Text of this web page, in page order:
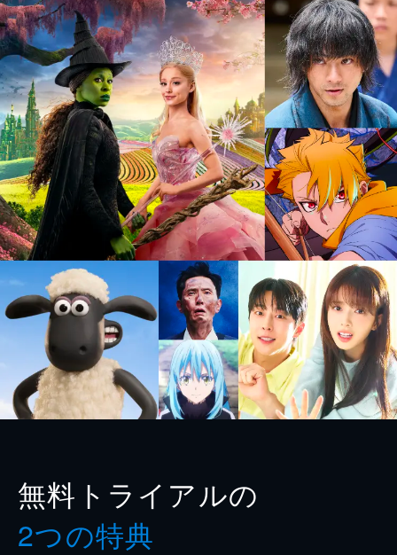
無料トライアルの
2つの特典